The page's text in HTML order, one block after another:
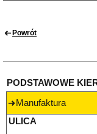
Powrót
PODSTAWOWE
Manufaktura
ULICA